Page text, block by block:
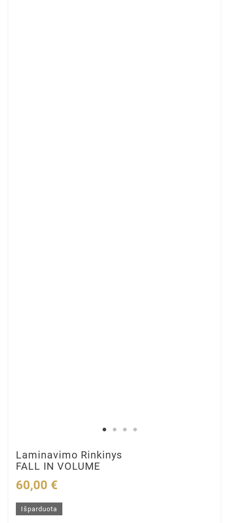
Laminavimo Rinkinys
FALL IN VOLUME
60,00 €
Išparduota